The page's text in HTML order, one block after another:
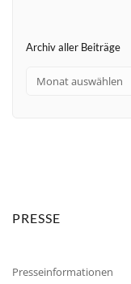
Archiv aller Beiträge
PRESSE
Presseinformationen